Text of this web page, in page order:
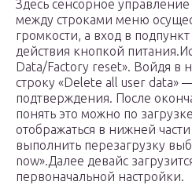
Здесь сенсорное
между строками меню
громкости, а вход в
действия кнопкой
Data/Factory reset». Войдя в
строку «Delete all user data»
подтверждения. После
понять это можно по
отображаться в нижней
выполнить перезагрузку
now».Далее девайс
первоначальной настройки.